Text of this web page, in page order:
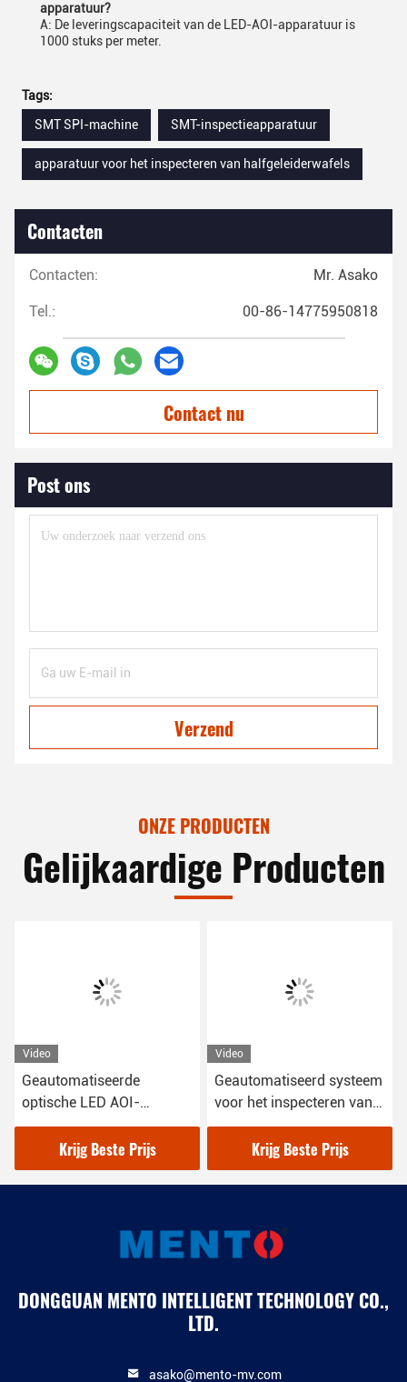
apparatuur?
A: De leveringscapaciteit van de LED-AOI-apparatuur is
1000 stuks per meter.
Tags:
SMT SPI-machine
SMT-inspectieapparatuur
apparatuur voor het inspecteren van halfgeleiderwafels
Contacten
Contacten: Mr. Asako
Tel.: 00-86-14775950818
Contact nu
Post ons
Verzend
ONZE PRODUCTEN
Gelijkaardige Producten
Video
Geautomatiseerde
optische LED AOI-
apparatuur PCB-
inspectie-machine
Krijg Beste Prijs
Video
Geautomatiseerd systeem
voor het inspecteren van
optische waferfouten
Krijg Beste Prijs
DONGGUAN MENTO INTELLIGENT TECHNOLOGY CO.,
LTD.
asako@mento-mv.com